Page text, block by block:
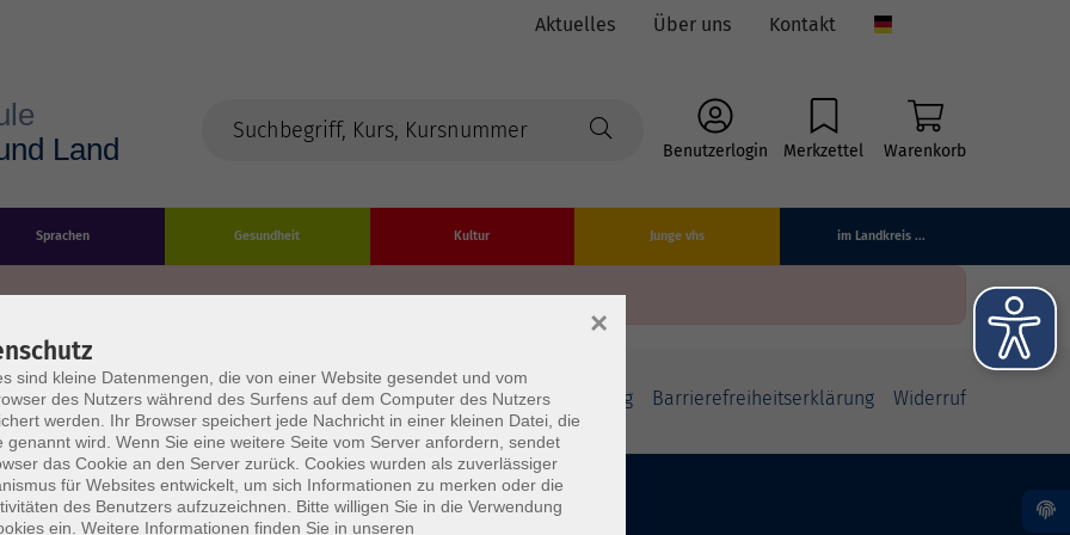
Aktuelles Über uns Kontakt
Benutzerlogin Merkzettel Warenkorb
Sprachen Gesundheit Kultur Junge vhs im Landkreis ...
Impressum Datenschutzerklärung AGB/Widerrufsbelehrung Barrierefreiheitserklärung Widerruf
sind kleine Datenmengen, die von einer Website gesendet und vom
des Nutzers während des Surfens auf dem Computer des Nutzers
werden. Ihr Browser speichert jede Nachricht in einer kleinen Datei, die
genannt wird. Wenn Sie eine weitere Seite vom Server anfordern, sendet
das Cookie an den Server zurück. Cookies wurden als zuverlässiger
für Websites entwickelt, um sich Informationen zu merken oder die
des Benutzers aufzuzeichnen. Bitte willigen Sie in die Verwendung
ein. Weitere Informationen finden Sie in unseren
×